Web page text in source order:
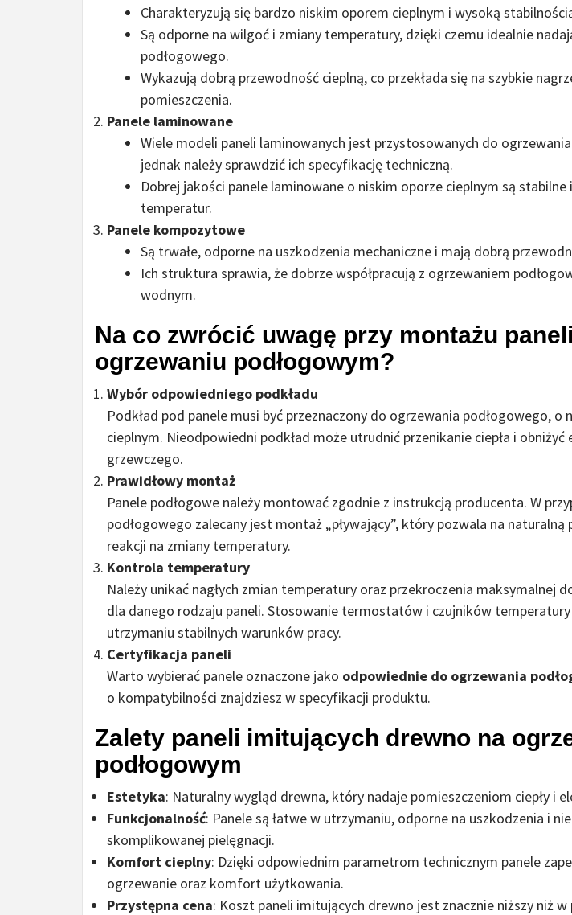
Charakteryzują się bardzo niskim oporem cieplnym i wysoką
Są odporne na wilgoć i zmiany temperatury, dzięki czemu idealnie
podłogowego.
Wykazują dobrą przewodność cieplną, co przekłada się na szybkie
pomieszczenia.
Panele laminowane
Wiele modeli paneli laminowanych jest przystosowanych do
jednak należy sprawdzić ich specyfikację techniczną.
Dobrej jakości panele laminowane o niskim oporze cieplnym są
temperatur.
Panele kompozytowe
Są trwałe, odporne na uszkodzenia mechaniczne i mają dobrą
Ich struktura sprawia, że dobrze współpracują z ogrzewaniem
wodnym.
Na co zwrócić uwagę przy montażu
ogrzewaniu podłogowym?
Wybór odpowiedniego podkładu
Podkład pod panele musi być przeznaczony do ogrzewania podłogowego, o
cieplnym. Nieodpowiedni podkład może utrudnić przenikanie ciepła i
grzewczego.
Prawidłowy montaż
Panele podłogowe należy montować zgodnie z instrukcją producenta. W
podłogowego zalecany jest montaż „pływający”, który pozwala na naturalną
reakcji na zmiany temperatury.
Kontrola temperatury
Należy unikać nagłych zmian temperatury oraz przekroczenia maksymalnej
dla danego rodzaju paneli. Stosowanie termostatów i czujników
utrzymaniu stabilnych warunków pracy.
Certyfikacja paneli
Warto wybierać panele oznaczone jako odpowiednie do ogrzewania
o kompatybilności znajdziesz w specyfikacji produktu.
Zalety paneli imitujących drewno na
podłogowym
Estetyka: Naturalny wygląd drewna, który nadaje pomieszczeniom ciepły i
Funkcjonalność: Panele są łatwe w utrzymaniu, odporne na uszkodzenia i
skomplikowanej pielęgnacji.
Komfort cieplny: Dzięki odpowiednim parametrom technicznym panele
ogrzewanie oraz komfort użytkowania.
Przystępna cena: Koszt paneli imitujących drewno jest znacznie niższy niż w